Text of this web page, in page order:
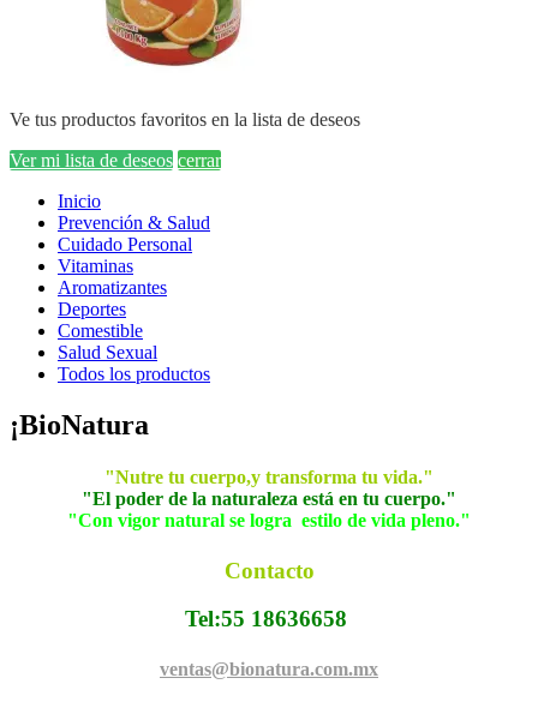
Ve tus productos favoritos en la lista de deseos
Ver mi lista de deseos cerrar
Inicio
Prevención & Salud
Cuidado Personal
Vitaminas
Aromatizantes
Deportes
Comestible
Salud Sexual
Todos los productos
¡BioNatura
"Nutre tu cuerpo,y transforma tu vida."
"El poder de la naturaleza está en tu cuerpo."
"Con vigor natural se logra estilo de vida pleno."
Contacto
Tel:55 18636658
ventas@bionatura.com.mx